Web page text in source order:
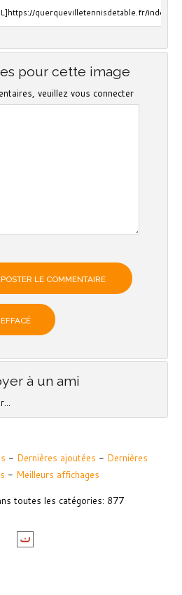
pour cette image
veuillez vous connecter
à un ami
- Dernières ajoutées - Dernières
- Meilleurs affichages
toutes les catégories: 877